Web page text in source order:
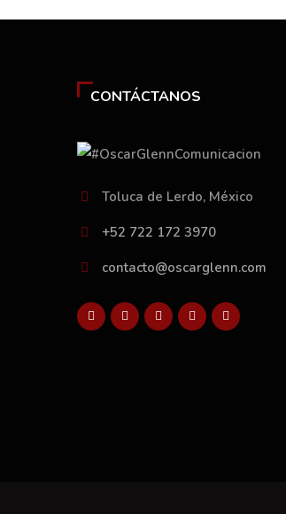
CONTÁCTANOS
Toluca de Lerdo, México
+52 722 172 3970
contacto@oscarglenn.com